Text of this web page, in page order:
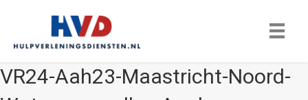
VR24-Aah23-Maastricht-Noord-